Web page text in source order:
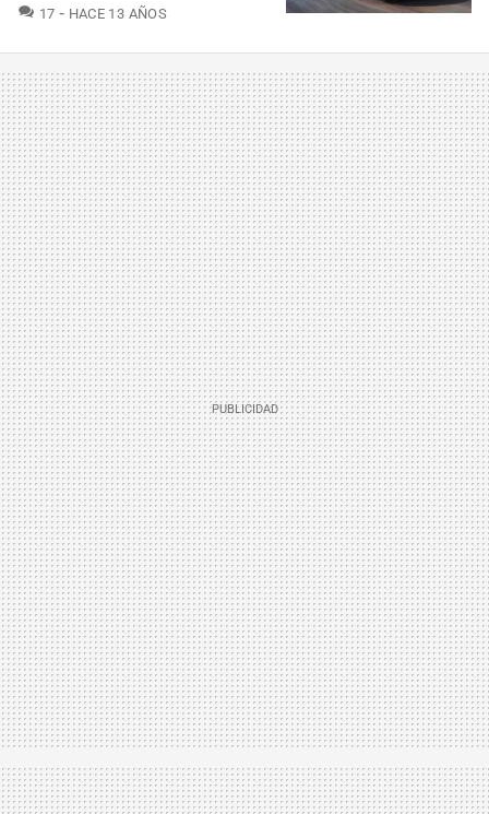
17 COMENTARIOS
HACE 13 AÑOS